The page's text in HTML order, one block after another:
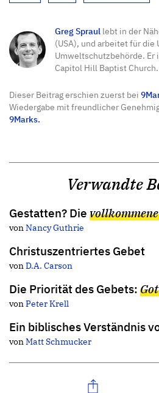
Greg Spraul lebt in der
(USA), und arbeitet für die
Umweltschutzbehörde.
Capitol Hill Baptist Church.
Dieser Beitrag erschien zuerst bei
Wiedergabe mit freundlicher
9Marks.
Verwandte
Gestatten? Die
vonNancy Guthrie
Christuszentriertes Gebet
vonD.A. Carson
Die Priorität des Gebets:
vonPeter Krell
Ein biblisches Verständnis
vonMatt Schmucker